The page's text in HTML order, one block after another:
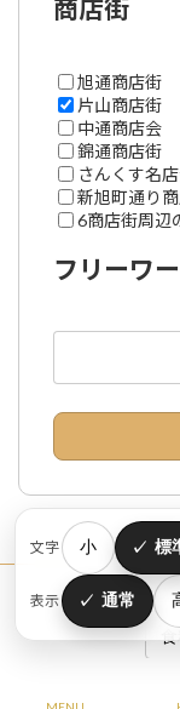
文字 小 標
表示 通常
商店街
旭通商店街
片山商店街
中通商店会
錦通商店街
さんくす名
新旭町通り
6商店街周辺
フリーワ